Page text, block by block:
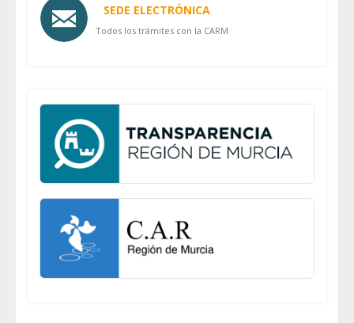
SEDE ELECTRÓNICA
Todos los trámites con la CARM